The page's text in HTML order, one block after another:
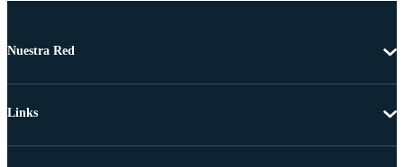
Nuestra Red
Links